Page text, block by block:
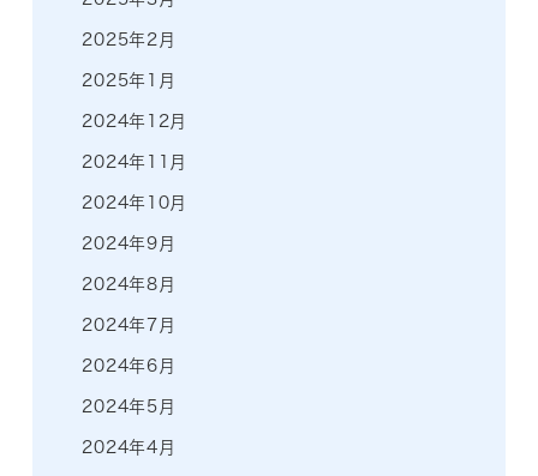
2025年2月
2025年1月
2024年12月
2024年11月
2024年10月
2024年9月
2024年8月
2024年7月
2024年6月
2024年5月
2024年4月